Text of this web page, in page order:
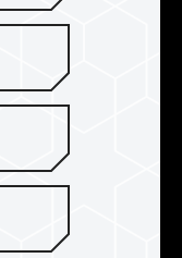
設計
Edition 搭
晶片(PMIC)散
理晶片運作效